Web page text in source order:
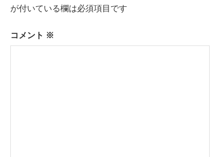
が付いている欄は必須項目です
コメント ※